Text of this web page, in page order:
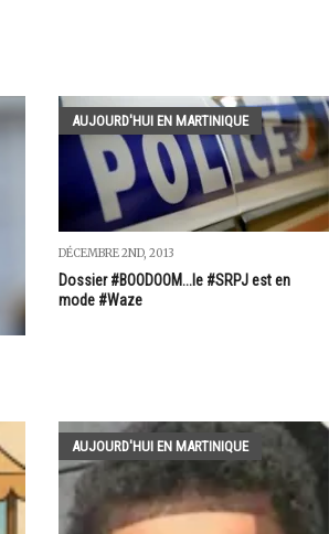
AUJOURD'HUI EN MARTINIQUE
DÉCEMBRE 2ND, 2013
Dossier #BOODOOM...le #SRPJ est en
mode #Waze
AUJOURD'HUI EN MARTINIQUE